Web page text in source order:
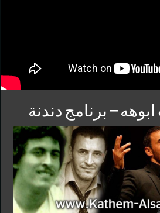
– برنامج دندنة